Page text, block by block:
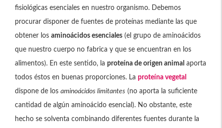
fisiológicas esenciales en nuestro organismo. Debemos
procurar disponer de fuentes de proteínas mediante las que
obtener los aminoácidos esenciales (el grupo de aminoácidos
que nuestro cuerpo no fabrica y que se encuentran en los
alimentos). En este sentido, la proteína de origen animal aporta
todos éstos en buenas proporciones. La proteína vegetal
dispone de los aminoácidos limitantes (no aporta la suficiente
cantidad de algún aminoácido esencial). No obstante, este
hecho se solventa combinando diferentes fuentes durante la